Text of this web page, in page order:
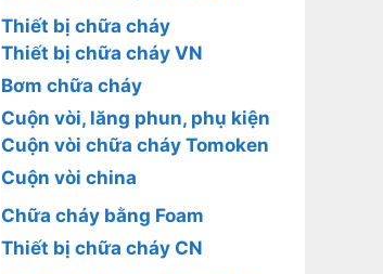
Thiết bị chữa cháy
Thiết bị chữa cháy VN
Bơm chữa cháy
Cuộn vòi, lăng phun, phụ kiện
Cuộn vòi chữa cháy Tomoken
Cuộn vòi china
Chữa cháy bằng Foam
Thiết bị chữa cháy CN